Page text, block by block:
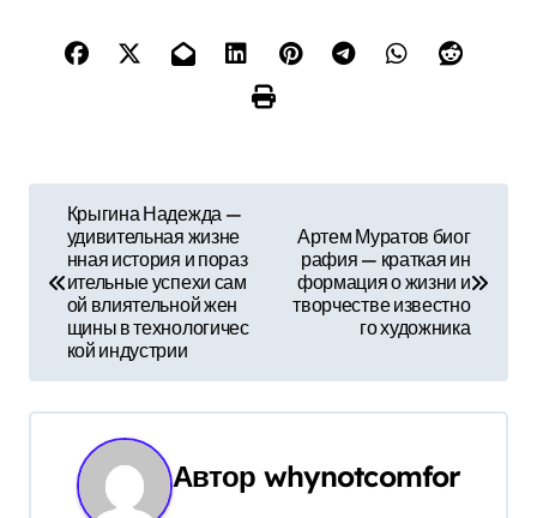
г
Крыгина Надежда —
удивительная жизне
нная история и пораз
ительные успехи сам
ой влиятельной жен
щины в технологичес
кой индустрии
Артем Муратов биог
рафия — краткая ин
формация о жизни и
творчестве известно
го художника
Автор whynotcomfor